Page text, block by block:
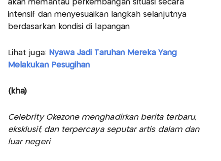
akan memantau perkembangan situasi secara
intensif dan menyesuaikan langkah selanjutnya
berdasarkan kondisi di lapangan
Lihat juga: Nyawa Jadi Taruhan Mereka Yang
Melakukan Pesugihan
(kha)
Celebrity Okezone menghadirkan berita terbaru,
eksklusif, dan terpercaya seputar artis dalam dan
luar negeri